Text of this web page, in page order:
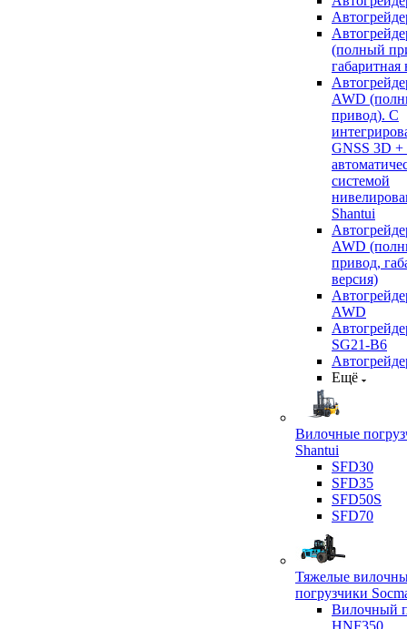
(полный
габаритная
AWD
привод). С
GNSS 3D +
системой
Shantui
AWD
привод,
версия)
AWD
SG21-B6
Ещё
Вилочные
Shantui
SFD30
SFD35
SFD50S
SFD70
Тяжелые
погрузчики
Вилочный
HNF350